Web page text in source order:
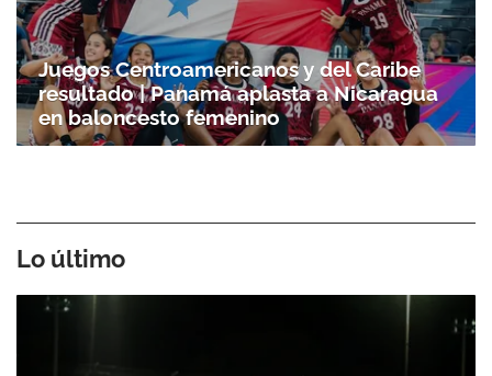
Juegos Centroamericanos y del Caribe
resultado | Panamá aplasta a Nicaragua
en baloncesto femenino
Lo último